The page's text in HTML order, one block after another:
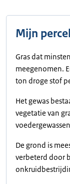
Mijn
Gras dat
meegenomen.
ton droge stof
Het gewas
vegetatie van
De grond is
verbeterd door